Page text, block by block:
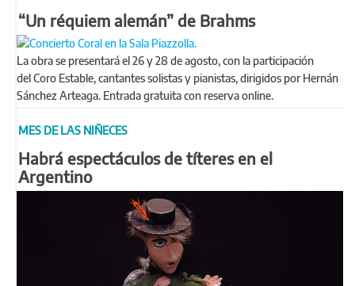
“Un réquiem alemán” de Brahms
La obra se presentará el 26 y 28 de agosto, con la participación
del Coro Estable, cantantes solistas y pianistas, dirigidos por Hernán
Sánchez Arteaga. Entrada gratuita con reserva online.
MES DE LAS NIÑECES
Habrá espectáculos de títeres en el
Argentino